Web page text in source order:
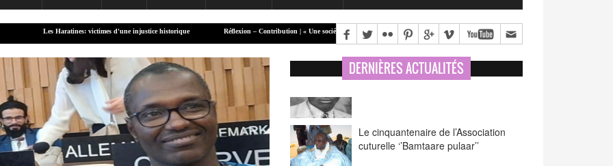
victimes d'une injustice historique Réflexion – Contribution | « Une société ne construit pas nécessairement la paix en supprimant les différences, mais en apprenant à organiser les
DERNIÈRES ACTUALITÉS